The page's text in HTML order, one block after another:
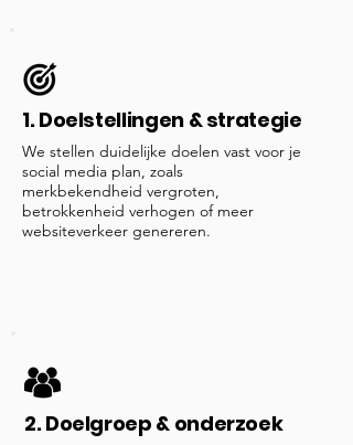
1. Doelstellingen & strategie
We stellen duidelijke doelen vast voor je
social media plan, zoals
merkbekendheid vergroten,
betrokkenheid verhogen of meer
websiteverkeer genereren.
2. Doelgroep & onderzoek